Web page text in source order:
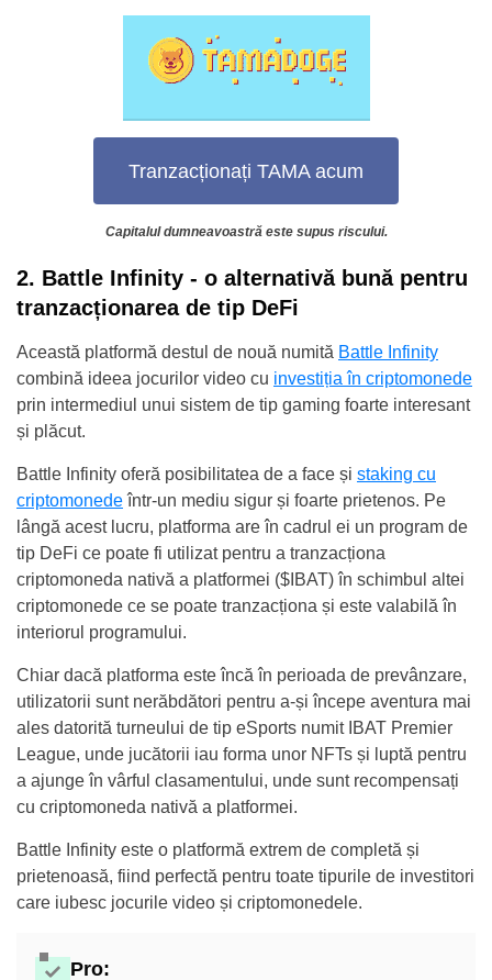
Tranzacționați TAMA acum
Capitalul dumneavoastră este supus riscului.
2. Battle Infinity - o alternativă bună pentru
tranzacționarea de tip DeFi
Această platformă destul de nouă numită Battle Infinity
combină ideea jocurilor video cu investiția în criptomonede
prin intermediul unui sistem de tip gaming foarte interesant
și plăcut.
Battle Infinity oferă posibilitatea de a face și staking cu
criptomonedeîntr-un mediu sigur și foarte prietenos. Pe
lângă acest lucru, platforma are în cadrul ei un program de
tip DeFi ce poate fi utilizat pentru a tranzacționa
criptomoneda nativă a platformei ($IBAT) în schimbul altei
criptomonede ce se poate tranzacționa și este valabilă în
interiorul programului.
Chiar dacă platforma este încă în perioada de prevânzare,
utilizatorii sunt nerăbdători pentru a-și începe aventura mai
ales datorită turneului de tip eSports numit IBAT Premier
League, unde jucătorii iau forma unor NFTs și luptă pentru
a ajunge în vârful clasamentului, unde sunt recompensați
cu criptomoneda nativă a platformei.
Battle Infinity este o platformă extrem de completă și
prietenoasă, fiind perfectă pentru toate tipurile de investitori
care iubesc jocurile video și criptomonedele.
Pro: